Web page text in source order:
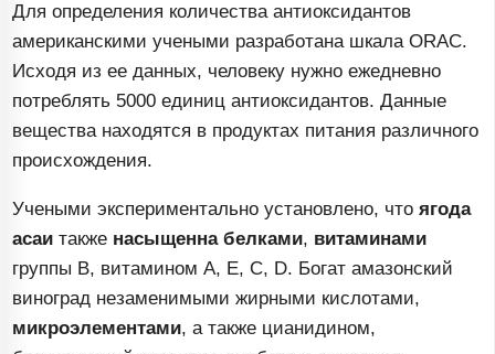
Для определения количества антиоксидантов
американскими учеными разработана шкала ORAC.
Исходя из ее данных, человеку нужно ежедневно
потреблять 5000 единиц антиоксидантов. Данные
вещества находятся в продуктах питания различного
происхождения.
Учеными экспериментально установлено, чтоягода
асаи также насыщенна белками, витаминами
группы В, витамином А, Е, С, D. Богат амазонский
виноград незаменимыми жирными кислотами,
микроэлементами, а также цианидином,